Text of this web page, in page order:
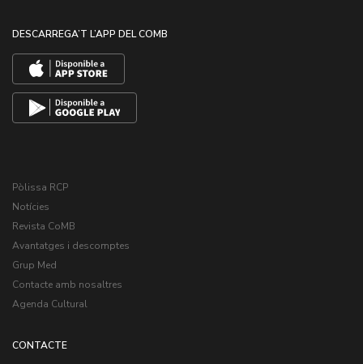
DESCARREGA’T L’APP DEL COMB
Pòlissa RCP
Notícies
Revista CoMB
Avantatges i descomptes
Grup Med
Contacte amb nosaltres
Agenda Cultural
CONTACTE